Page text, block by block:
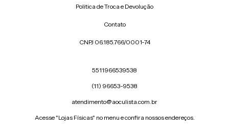
Politica de Troca e Devolução
Contato
CNPJ 06.185.766/0001-74
5511966539538
(11) 96653-9538
atendimento@aoculista.com.br
Acesse "Lojas Físicas" no menu e confira nossos endereços.